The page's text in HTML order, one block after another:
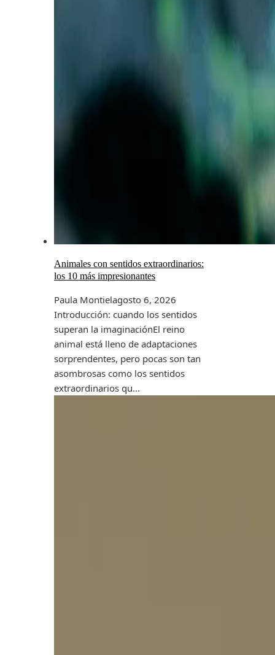
Animales con sentidos extraordinarios:
los 10 más impresionantes
Paula Montielagosto 6, 2026
Introducción: cuando los sentidos
superan la imaginaciónEl reino
animal está lleno de adaptaciones
sorprendentes, pero pocas son tan
asombrosas como los sentidos
extraordinarios qu...